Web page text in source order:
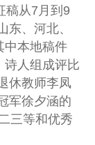
稿从7月到9
东、河北、
中本地稿件
诗人组成评比
休教师李凤
军徐夕涵的
三等和优秀